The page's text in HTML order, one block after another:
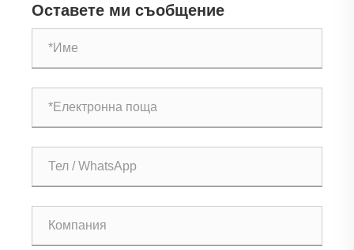
ефективното производство на пластмасови бутилки?
Оставете ми съобщение